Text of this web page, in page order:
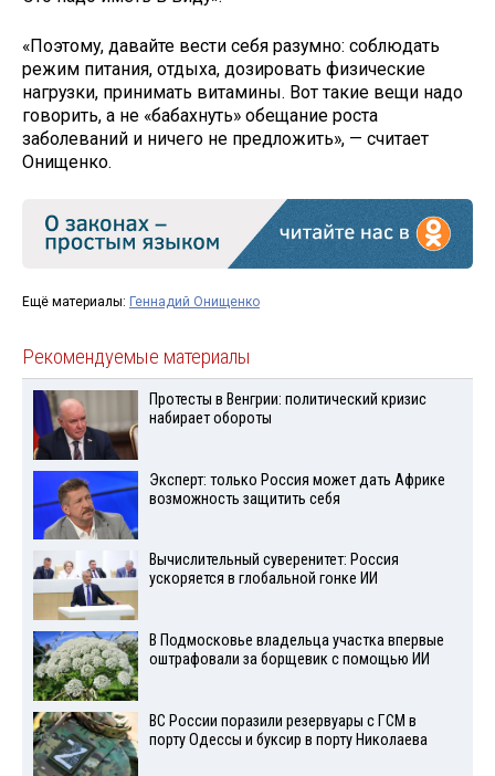
«Поэтому, давайте вести себя разумно: соблюдать
режим питания, отдыха, дозировать физические
нагрузки, принимать витамины. Вот такие вещи надо
говорить, а не «бабахнуть» обещание роста
заболеваний и ничего не предложить», — считает
Онищенко.
Ещё материалы: Геннадий Онищенко
Рекомендуемые материалы
Протесты в Венгрии: политический кризис
набирает обороты
Эксперт: только Россия может дать Африке
возможность защитить себя
Вычислительный суверенитет: Россия
ускоряется в глобальной гонке ИИ
В Подмосковье владельца участка впервые
оштрафовали за борщевик с помощью ИИ
ВС России поразили резервуары с ГСМ в
порту Одессы и буксир в порту Николаева